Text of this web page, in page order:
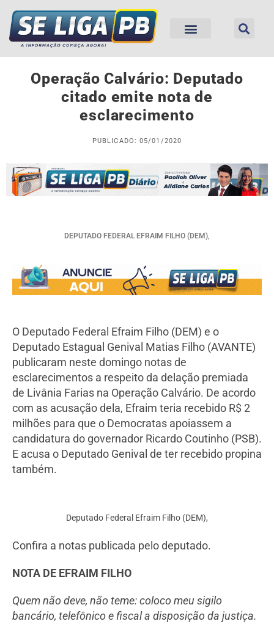
Operação Calvário: Deputado
citado emite nota de
esclarecimento
PUBLICADO: 05/01/2020
DEPUTADO FEDERAL EFRAIM FILHO (DEM),
O Deputado Federal Efraim Filho (DEM) e o
Deputado Estagual Genival Matias Filho (AVANTE)
publicaram neste domingo notas de
esclarecimentos a respeito da delação premiada
de Livânia Farias na Operação Calvário. De acordo
com as acusação dela, Efraim teria recebido R$ 2
milhões para que o Democratas apoiassem a
candidatura do governador Ricardo Coutinho (PSB).
E acusa o Deputado Genival de ter recebido propina
também.
Deputado Federal Efraim Filho (DEM),
Confira a notas publicada pelo deputado.
NOTA DE EFRAIM FILHO
Quem não deve, não teme: coloco meu sigilo
bancário, telefônico e fiscal a disposição da justiça.